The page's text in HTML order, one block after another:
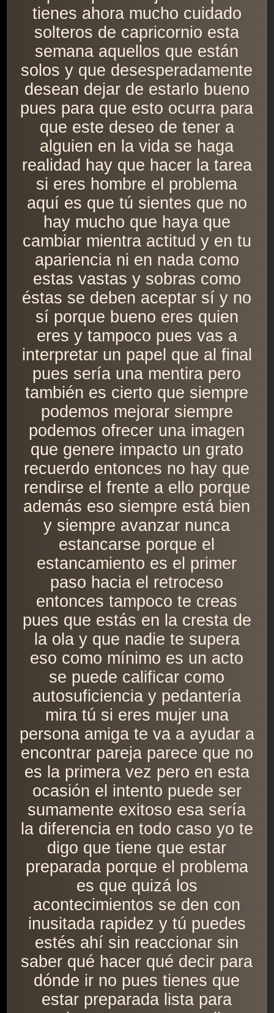
tienes ahora mucho cuidado
solteros de capricornio esta
semana aquellos que están
solos y que desesperadamente
desean dejar de estarlo bueno
pues para que esto ocurra para
que este deseo de tener a
alguien en la vida se haga
realidad hay que hacer la tarea
si eres hombre el problema
aquí es que tú sientes que no
hay mucho que haya que
cambiar mientra actitud y en tu
apariencia ni en nada como
estas vastas y sobras como
éstas se deben aceptar sí y no
sí porque bueno eres quien
eres y tampoco pues vas a
interpretar un papel que al final
pues sería una mentira pero
también es cierto que siempre
podemos mejorar siempre
podemos ofrecer una imagen
que genere impacto un grato
recuerdo entonces no hay que
rendirse el frente a ello porque
además eso siempre está bien
y siempre avanzar nunca
estancarse porque el
estancamiento es el primer
paso hacia el retroceso
entonces tampoco te creas
pues que estás en la cresta de
la ola y que nadie te supera
eso como mínimo es un acto
se puede calificar como
autosuficiencia y pedantería
mira tú si eres mujer una
persona amiga te va a ayudar a
encontrar pareja parece que no
es la primera vez pero en esta
ocasión el intento puede ser
sumamente exitoso esa sería
la diferencia en todo caso yo te
digo que tiene que estar
preparada porque el problema
es que quizá los
acontecimientos se den con
inusitada rapidez y tú puedes
estés ahí sin reaccionar sin
saber qué hacer qué decir para
dónde ir no pues tienes que
estar preparada lista para